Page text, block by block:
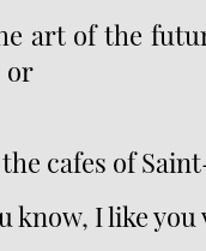
art of the
or
the cafes of
know, I like